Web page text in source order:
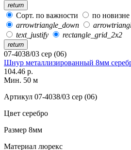
return
Сорт. по важности по новизне
arrowtriangle_down
text_justify
rectangle_grid_2x2
return
07-4038/03 сер (06)
Шнур металлизированный 8мм
104.46 р.
Мин. 50 м
Артикул 07-4038/03 сер (06)
Цвет серебро
Размер 8мм
Материал люрекс